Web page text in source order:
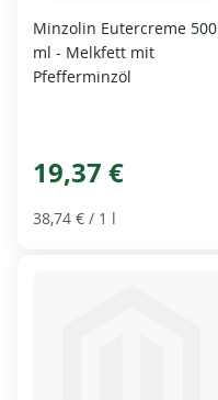
Minzolin Eutercreme 500
ml - Melkfett mit
Pfefferminzöl
19,37 €
38,74 € / 1 l